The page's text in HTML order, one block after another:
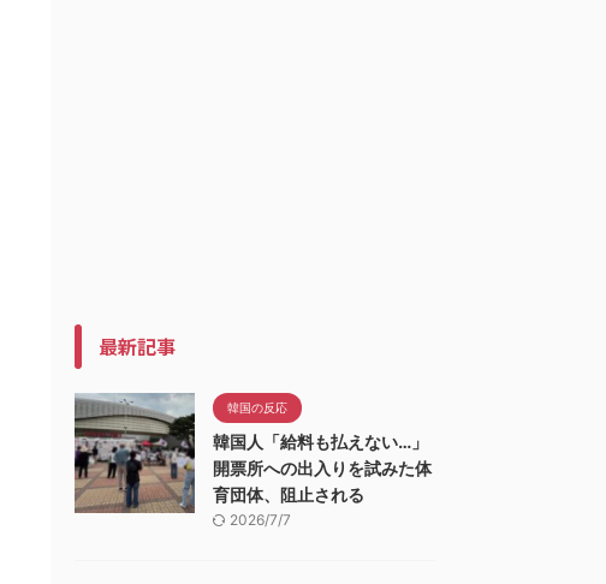
最新記事
韓国の反応
韓国人「給料も払えない…」
開票所への出入りを試みた体
育団体、阻止される
2026/7/7